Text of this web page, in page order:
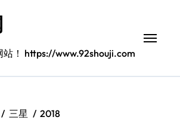
站！ https://www.92shouji.com
三星
2018